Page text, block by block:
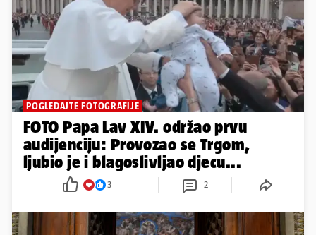
POGLEDAJTE FOTOGRAFIJE
FOTO Papa Lav XIV. održao prvu
audijenciju: Provozao se Trgom,
ljubio je i blagoslivljao djecu...
3 2